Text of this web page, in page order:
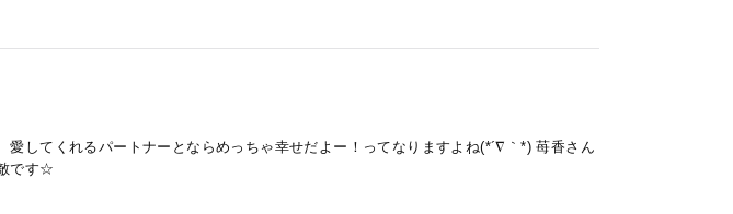
愛してくれるパートナーとならめっちゃ幸せだよー！ってなりますよね(*´∇｀*) 苺香さん
です☆